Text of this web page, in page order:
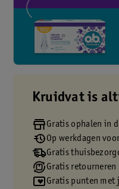
Kruidvat is
Gratis ophalen in
Op werkdagen
Gratis
Gratis
Gratis punten met